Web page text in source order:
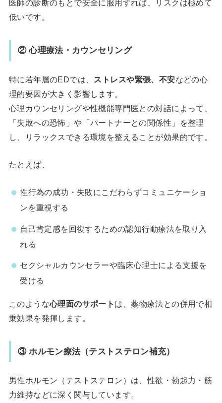
医師の診断のもとで安全に服用すれば、リスクは極めて
低いです。
② 心理療法・カウンセリング
特に若年層のEDでは、 ストレスや緊張、不安などの心
理的要因が大きく影響します。
心理カウンセリングや性機能専門医との対話によって、
「失敗への恐怖」や「パートナーとの関係性」を整理
し、リラックスできる環境を整えることが効果的です。
たとえば、
性行為の成功・失敗にこだわらずコミュニケーショ
ンを重視する
自己肯定感を回復するための認知行動療法を取り入
れる
セクシャルカウンセラーや臨床心理士による支援を
受ける
このような心理面のサポート は、薬物療法との併用で相
乗効果を発揮します。
③ ホルモン療法（テストステロン補充）
男性ホルモン（テストステロン）は、性欲・勃起力・筋
力維持などに深く関与しています。